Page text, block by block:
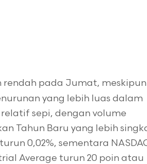
rendah pada Jumat, meskipun
yang lebih luas dalam
sepi, dengan volume
Tahun Baru yang lebih
0,02%, sementara
Average turun 20 poin atau